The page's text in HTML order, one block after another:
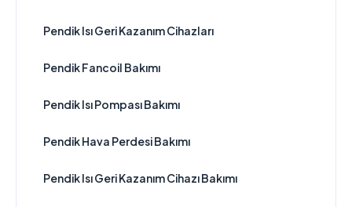
Pendik Isı Geri Kazanım Cihazları
Pendik Fancoil Bakımı
Pendik Isı Pompası Bakımı
Pendik Hava Perdesi Bakımı
Pendik Isı Geri Kazanım Cihazı Bakımı